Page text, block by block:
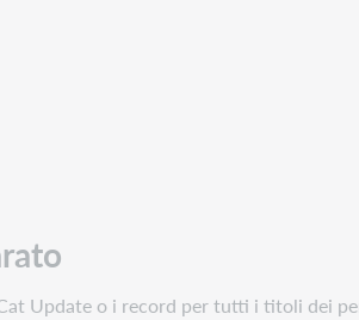
Update o i record per tutti i titoli dei